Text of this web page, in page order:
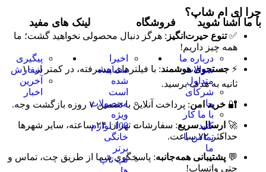
چرا ای ام شاپ؟
✅تنوع حیرت‌انگیز : هرگز دنبال محصولی نخواهید گشت؛ ما
همه چیز داریم!
⚡ جستجوی هوشمند
: با فیلترهای پیشرفته، در کمتر از ۱۰
ثانیه به هدف برسید.
🔐 خرید امن: پرداخت آنلاین با تضمین ۷ روزه بازگشت وجه.
🚀 ارسال سریع
: سفارشات تهران ۲۴ ساعته، سایر شهرها
حداکثر ۷۲ ساعت.
💬 پشتیبانی همه‌جانبه: پاسخگوی شما از طریق چت، تماس و
حتی واتساپ!
با ما آشنا شوید
درباره ما
سوالات
متداول
شرکای
ما
با ما کار
کنید
تماس با
ما
فروشگاه
اخیرا
مشاهده
شده
است
محصولات
ویژه
100 لوازم
خانگی
برتر
لپ تاپ
لینک های مفید
پیگیری
سفارش
آخرین
اخبار